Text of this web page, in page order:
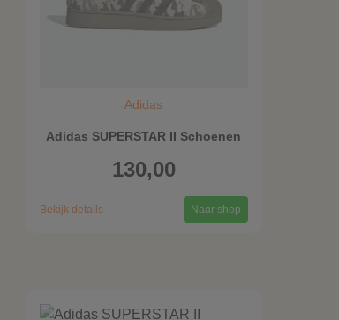
Adidas
Adidas SUPERSTAR II Schoenen
130,00
Bekijk details Naar shop